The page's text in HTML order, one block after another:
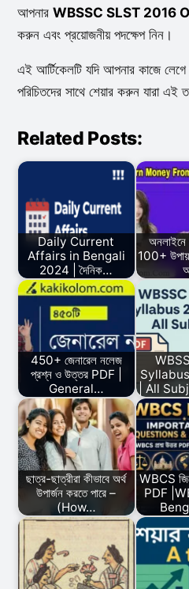
আপনার WBSSC SLST 2016
করুন এবং প্রয়োজনীয় পদক্ষেপ নিন।
এই আর্টিকেলটি যদি আপনার কাজে
পরিচিতদের সাথে শেয়ার করুন যারা
Related Posts:
Daily Current
Affairs in Bengali
2024 | দৈনিক…
অনলাইনে
100+
450+ জেনারেল নলেজ
প্রশ্ন ও উত্তর PDF |
General…
| All
ছাত্র-ছাত্রীরা কীভাবে অর্থ
উপার্জন করতে পারে –
(How…
WBCS
PDF